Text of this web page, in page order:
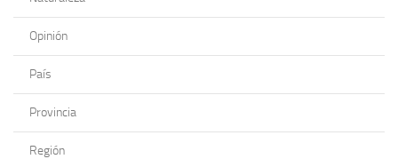
Opinión
País
Provincia
Región